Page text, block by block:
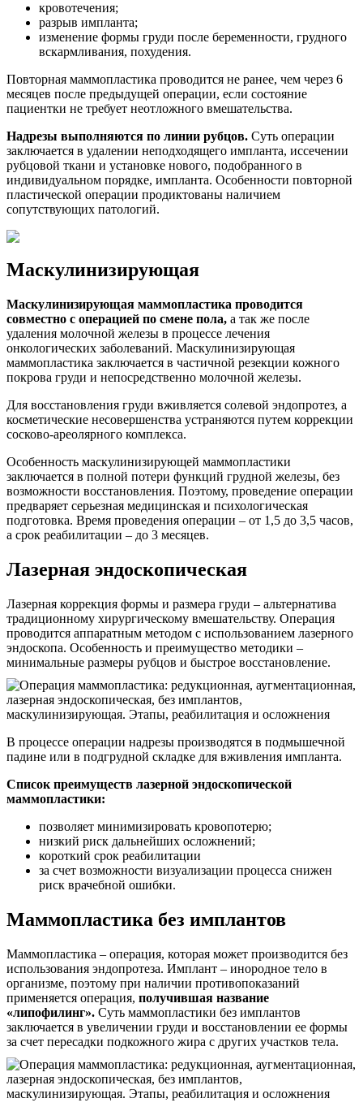
кровотечения;
разрыв импланта;
изменение формы груди после беременности, грудного
вскармливания, похудения.
Повторная маммопластика проводится не ранее, чем через 6
месяцев после предыдущей операции, если состояние
пациентки не требует неотложного вмешательства.
Надрезы выполняются по линии рубцов. Суть операции
заключается в удалении неподходящего импланта, иссечении
рубцовой ткани и установке нового, подобранного в
индивидуальном порядке, импланта. Особенности повторной
пластической операции продиктованы наличием
сопутствующих патологий.
Маскулинизирующая
Маскулинизирующая маммопластика проводится
совместно с операцией по смене пола, а так же после
удаления молочной железы в процессе лечения
онкологических заболеваний. Маскулинизирующая
маммопластика заключается в частичной резекции кожного
покрова груди и непосредственно молочной железы.
Для восстановления груди вживляется солевой эндопротез, а
косметические несовершенства устраняются путем коррекции
сосково-ареолярного комплекса.
Особенность маскулинизирующей маммопластики
заключается в полной потери функций грудной железы, без
возможности восстановления. Поэтому, проведение операции
предваряет серьезная медицинская и психологическая
подготовка. Время проведения операции – от 1,5 до 3,5 часов,
а срок реабилитации – до 3 месяцев.
Лазерная эндоскопическая
Лазерная коррекция формы и размера груди – альтернатива
традиционному хирургическому вмешательству. Операция
проводится аппаратным методом с использованием лазерного
эндоскопа. Особенность и преимущество методики –
минимальные размеры рубцов и быстрое восстановление.
В процессе операции надрезы производятся в подмышечной
падине или в подгрудной складке для вживления импланта.
Список преимуществ лазерной эндоскопической
маммопластики:
позволяет минимизировать кровопотерю;
низкий риск дальнейших осложнений;
короткий срок реабилитации
за счет возможности визуализации процесса снижен
риск врачебной ошибки.
Маммопластика без имплантов
Маммопластика – операция, которая может производится без
использования эндопротеза. Имплант – инородное тело в
организме, поэтому при наличии противопоказаний
применяется операция, получившая название
«липофилинг». Суть маммопластики без имплантов
заключается в увеличении груди и восстановлении ее формы
за счет пересадки подкожного жира с других участков тела.